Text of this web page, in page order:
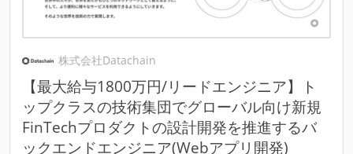
株式会社Datachain
【最大給与1800万円/リードエンジニア】ト
ップクラスの技術集団でグローバル向け新規
FinTechプロダクトの設計開発を推進するバ
ックエンドエンジニア(Webアプリ開発)